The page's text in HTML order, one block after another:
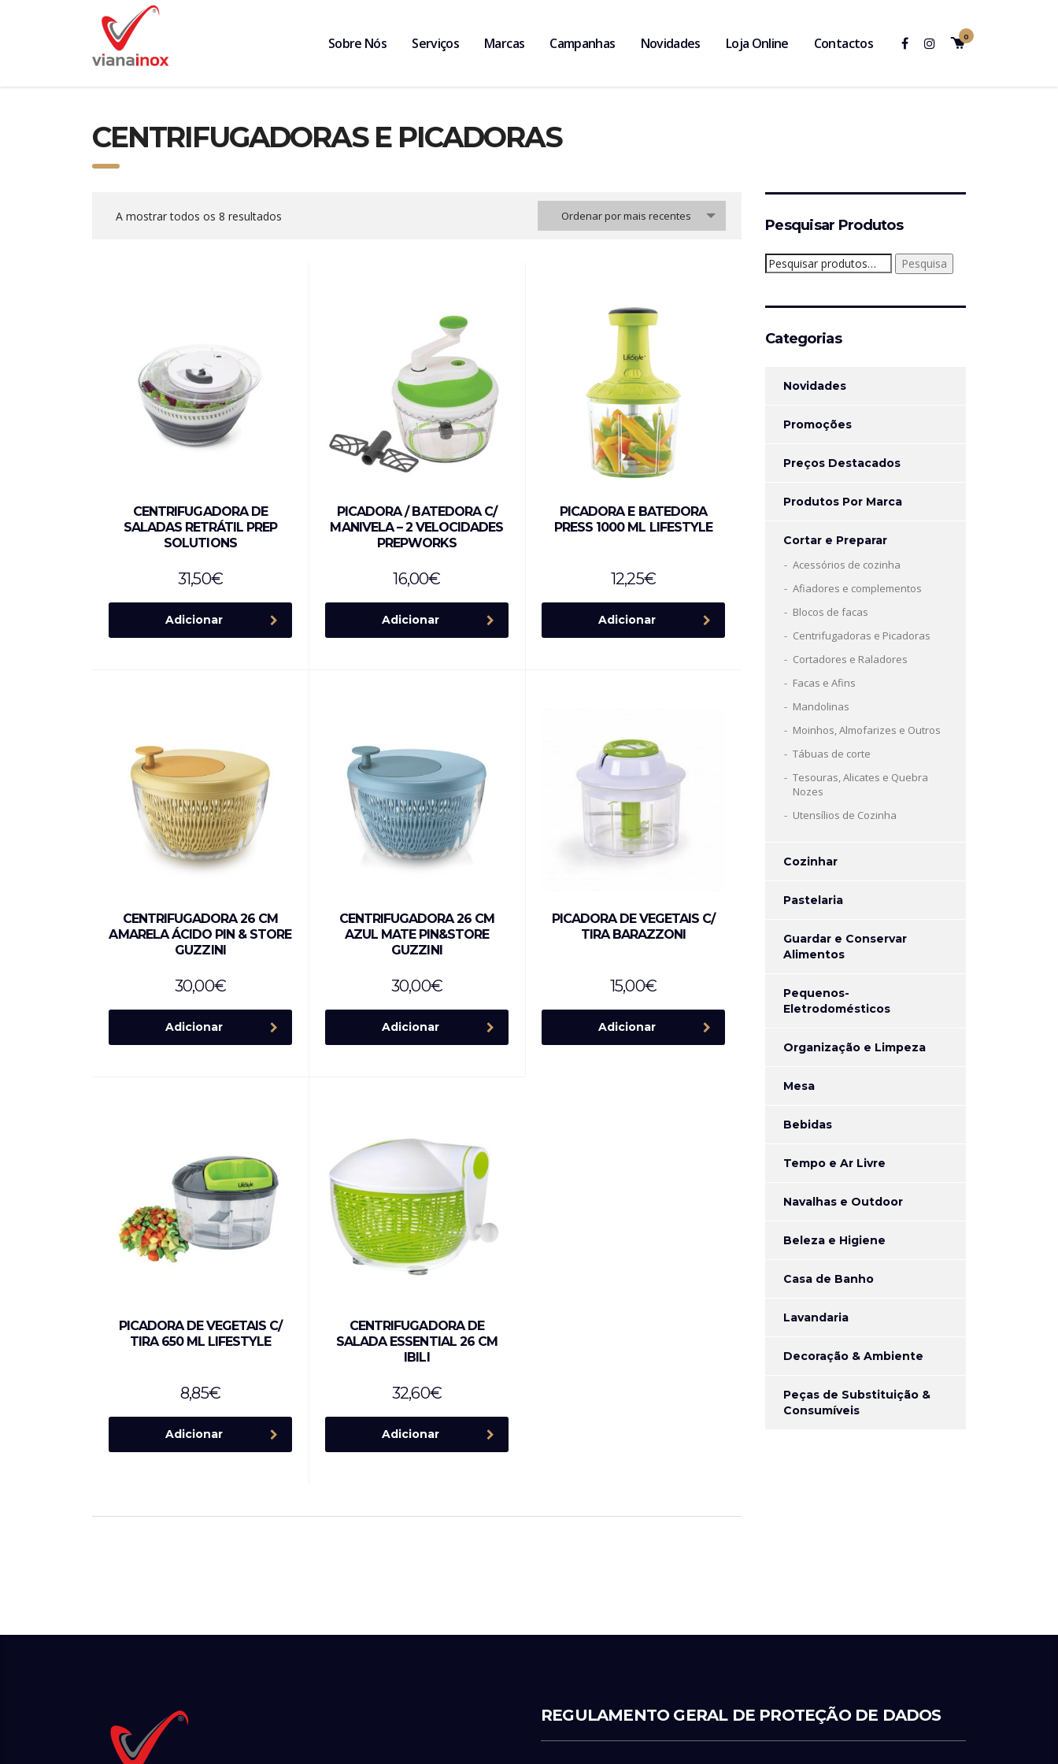
0
Sobre Nós Serviços Marcas Campanhas Novidades Loja Online Contactos
CENTRIFUGADORAS E PICADORAS
A mostrar todos os 8 resultados Ordenar por mais recentes
CENTRIFUGADORA DE
SALADAS RETRÁTIL PREP
SOLUTIONS
31,50€
Adicionar
PICADORA / BATEDORA C/
MANIVELA – 2 VELOCIDADES
PREPWORKS
16,00€
Adicionar
PICADORA E BATEDORA
PRESS 1000 ML LIFESTYLE
12,25€
Adicionar
CENTRIFUGADORA 26 CM
AMARELA ÁCIDO PIN & STORE
GUZZINI
30,00€
Adicionar
CENTRIFUGADORA 26 CM
AZUL MATE PIN&STORE
GUZZINI
30,00€
Adicionar
PICADORA DE VEGETAIS C/
TIRA BARAZZONI
15,00€
Adicionar
PICADORA DE VEGETAIS C/
TIRA 650 ML LIFESTYLE
8,85€
Adicionar
CENTRIFUGADORA DE
SALADA ESSENTIAL 26 CM
IBILI
32,60€
Adicionar
Pesquisar Produtos
Pesquisar
por:
Pesquisa
Categorias
Novidades
Promoções
Preços Destacados
Produtos Por Marca
Cortar e Preparar
Acessórios de cozinha
Afiadores e complementos
Blocos de facas
Centrifugadoras e Picadoras
Cortadores e Raladores
Facas e Afins
Mandolinas
Moinhos, Almofarizes e Outros
Tábuas de corte
Tesouras, Alicates e Quebra
Nozes
Utensílios de Cozinha
Cozinhar
Pastelaria
Guardar e Conservar
Alimentos
Pequenos-
Eletrodomésticos
Organização e Limpeza
Mesa
Bebidas
Tempo e Ar Livre
Navalhas e Outdoor
Beleza e Higiene
Casa de Banho
Lavandaria
Decoração & Ambiente
Peças de Substituição &
Consumíveis
REGULAMENTO GERAL DE PROTEÇÃO DE DADOS